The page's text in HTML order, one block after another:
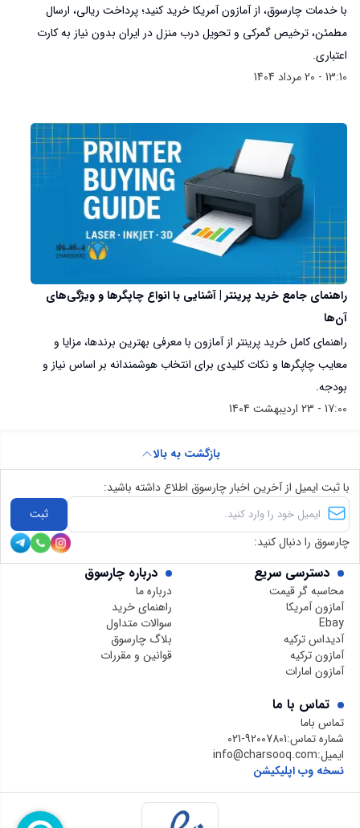
با خدمات چارسوق، از آمازون آمریکا خرید کنید؛ پرداخت ریالی، ارسال
مطمئن، ترخیص گمرکی و تحویل درب منزل در ایران بدون نیاز به کارت
اعتباری.
13:10 - 20 مرداد 1404
راهنمای جامع خرید پرینتر | آشنایی با انواع چاپگرها و ویژگی‌های
آن‌ها
راهنمای کامل خرید پرینتر از آمازون با معرفی بهترین برندها، مزایا و
معایب چاپگرها و نکات کلیدی برای انتخاب هوشمندانه بر اساس نیاز و
بودجه.
17:00 - 23 اردیبهشت 1404
دسترسی سریع
محاسبه گر قیمت
آمازون آمریکا
Ebay
آدیداس ترکیه
آمازون ترکیه
آمازون امارات
درباره چارسوق
درباره ما
راهنمای خرید
سوالات متداول
بلاگ چارسوق
قوانین و مقررات
تماس با ما
تماس باما
شماره تماس:021-92007801
ایمیل:info@charsooq.com
نسخه وب اپلیکیشن
بازگشت به بالا
با ثبت ایمیل از آخرین اخبار چارسوق اطلاع داشته باشید:
ثبت
چارسوق را دنبال کنید: